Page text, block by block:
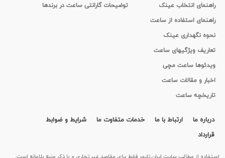
راهنمای انتخاب عینک
راهنمای استفاده از ساعت
نحوه نگهداری عینک
تعاریف ویژگیهای ساعت
ویدئوها ساعت مچی
اخبار و مقالات ساعت
تاریخچه ساعت
توضیحات گارانتی ساعت در برندها
درباره ما ارتباط با ما خدمات متفاوت ما
شرایط و ضوابط
قرارداد
استفاده از مطالب سايت ایران تایمر فقط برای مقاصد غیر تجاری و با ذکر منبع بلامانع است.